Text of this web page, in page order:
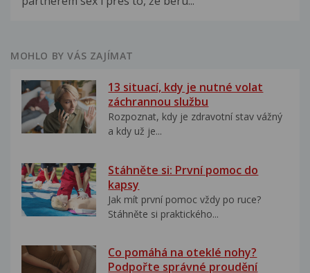
MOHLO BY VÁS ZAJÍMAT
13 situací, kdy je nutné volat
záchrannou službu
Rozpoznat, kdy je zdravotní stav vážný
a kdy už je...
Stáhněte si: První pomoc do
kapsy
Jak mít první pomoc vždy po ruce?
Stáhněte si praktického...
Co pomáhá na oteklé nohy?
Podpořte správné proudění